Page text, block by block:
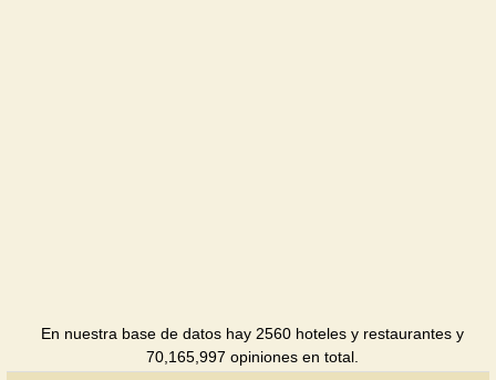
En nuestra base de datos hay 2560 hoteles y restaurantes y
70,165,997 opiniones en total.